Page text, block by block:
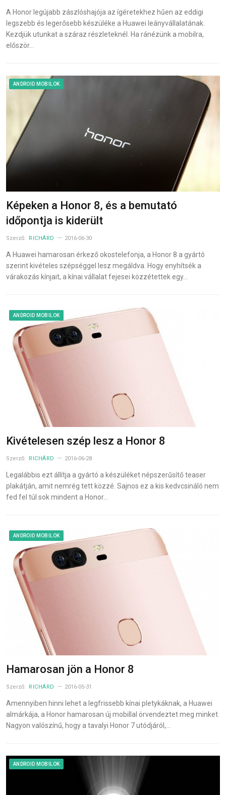
A Honor legújabb zászlóshajója az ígéretekhez hűen az eddigi
legszebb és legerősebb készüléke a Huawei leányvállalatának.
Kezdjük utunkat a száraz részleteknél. Ha ránézünk a mobilra,
először…
ANDROID MOBILOK
Képeken a Honor 8, és a bemutató
időpontja is kiderült
Szerző: RICHÁRD 2016-06-30
A Huawei hamarosan érkező okostelefonja, a Honor 8 a gyártó
szerint kivételes szépséggel lesz megáldva. Hogy enyhítsék a
várakozás kínjait, a kínai vállalat fejesei közzétettek egy…
ANDROID MOBILOK
Kivételesen szép lesz a Honor 8
Szerző: RICHÁRD 2016-06-28
Legalábbis ezt állítja a gyártó a készüléket népszerűsítő teaser
plakátján, amit nemrég tett közzé. Sajnos ez a kis kedvcsináló nem
fed fel túl sok mindent a Honor…
ANDROID MOBILOK
Hamarosan jön a Honor 8
Szerző: RICHÁRD 2016-05-31
Amennyiben hinni lehet a legfrissebb kínai pletykáknak, a Huawei
almárkája, a Honor hamarosan új mobillal örvendeztet meg minket.
Nagyon valószínű, hogy a tavalyi Honor 7 utódjáról,…
ANDROID MOBILOK